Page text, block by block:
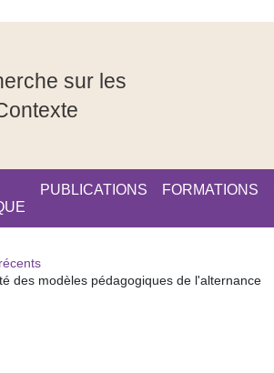
sur les
PUBLICATIONS FORMATIONS
des modèles pédagogiques de l'alternance